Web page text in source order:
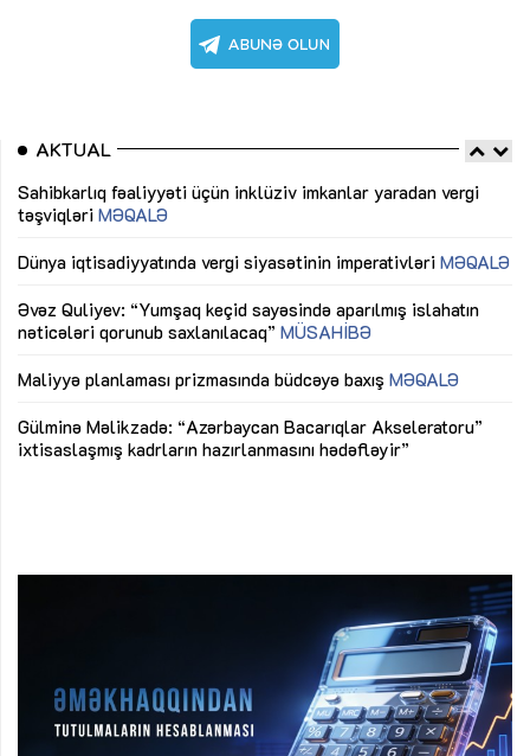
AKTUAL
Sahibkarlıq fəaliyyəti üçün inklüziv imkanlar yaradan vergi
təşviqləri MƏQALƏ
Dünya iqtisadiyyatında vergi siyasətinin imperativləri MƏQALƏ
Əvəz Quliyev: “Yumşaq keçid sayəsində aparılmış islahatın
nəticələri qorunub saxlanılacaq” MÜSAHİBƏ
Maliyyə planlaması prizmasında büdcəyə baxış MƏQALƏ
Gülminə Məlikzadə: “Azərbaycan Bacarıqlar Akseleratoru”
ixtisaslaşmış kadrların hazırlanmasını hədəfləyir”